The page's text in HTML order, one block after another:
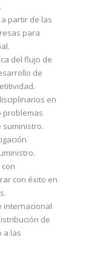
partir de las
para
del flujo de
de
en
problemas
suministro.
con éxito en
internacional
de
a las